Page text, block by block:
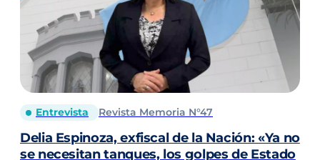
Entrevista Revista Memoria N°47
Delia Espinoza, exfiscal de la Nación: «Ya no
se necesitan tanques, los golpes de Estado